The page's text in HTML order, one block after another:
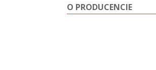
O PRODUCENCIE